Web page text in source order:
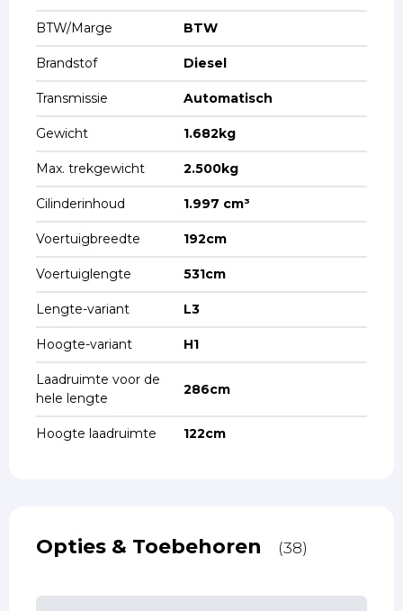
BTW/Marge BTW
Brandstof Diesel
Transmissie Automatisch
Gewicht 1.682kg
Max. trekgewicht 2.500kg
Cilinderinhoud 1.997 cm³
Voertuigbreedte 192cm
Voertuiglengte 531cm
Lengte-variant L3
Hoogte-variant H1
Laadruimte voor de
hele lengte
286cm
Hoogte laadruimte 122cm
Opties & Toebehoren (38)